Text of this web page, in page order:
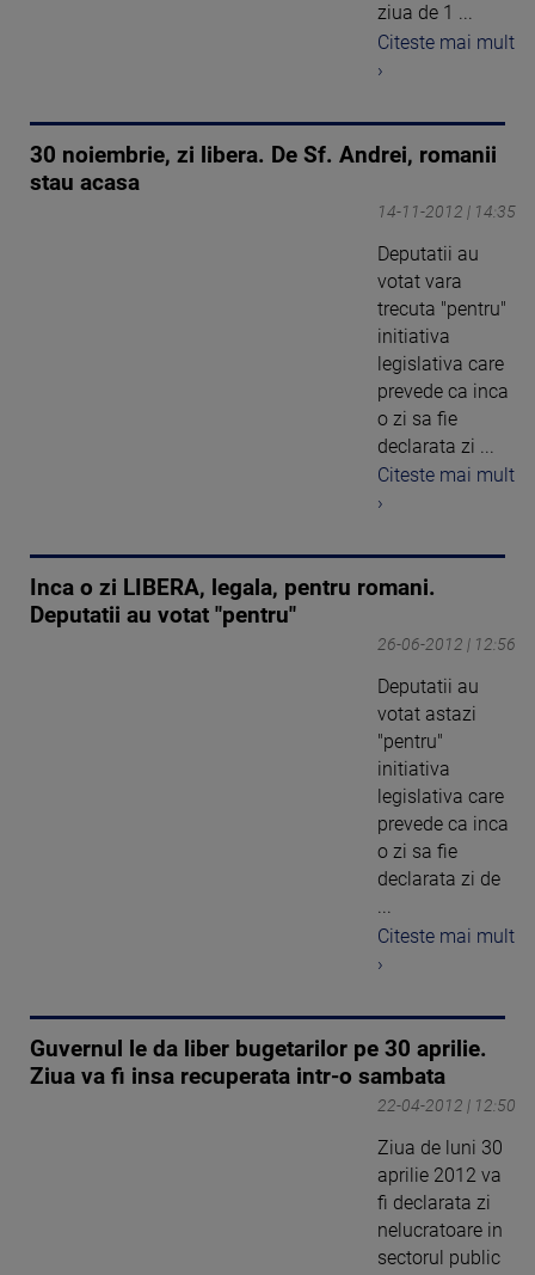
ziua de 1 ...
Citeste mai mult
›
30 noiembrie, zi libera. De Sf. Andrei, romanii
stau acasa
14-11-2012 | 14:35
Deputatii au
votat vara
trecuta "pentru"
initiativa
legislativa care
prevede ca inca
o zi sa fie
declarata zi ...
Citeste mai mult
›
Inca o zi LIBERA, legala, pentru romani.
Deputatii au votat "pentru"
26-06-2012 | 12:56
Deputatii au
votat astazi
"pentru"
initiativa
legislativa care
prevede ca inca
o zi sa fie
declarata zi de
...
Citeste mai mult
›
Guvernul le da liber bugetarilor pe 30 aprilie.
Ziua va fi insa recuperata intr-o sambata
22-04-2012 | 12:50
Ziua de luni 30
aprilie 2012 va
fi declarata zi
nelucratoare in
sectorul public